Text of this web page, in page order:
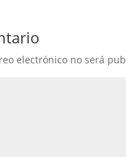
electrónico no será